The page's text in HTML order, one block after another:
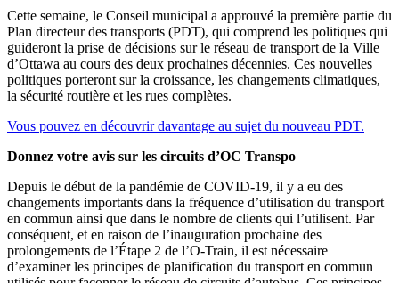
Cette semaine, le Conseil municipal a approuvé la première partie du
Plan directeur des transports (PDT), qui comprend les politiques qui
guideront la prise de décisions sur le réseau de transport de la Ville
d’Ottawa au cours des deux prochaines décennies. Ces nouvelles
politiques porteront sur la croissance, les changements climatiques,
la sécurité routière et les rues complètes.
Vous pouvez en découvrir davantage au sujet du nouveau PDT.
Donnez votre avis sur les circuits d’OC Transpo
Depuis le début de la pandémie de COVID-19, il y a eu des
changements importants dans la fréquence d’utilisation du transport
en commun ainsi que dans le nombre de clients qui l’utilisent. Par
conséquent, et en raison de l’inauguration prochaine des
prolongements de l’Étape 2 de l’O-Train, il est nécessaire
d’examiner les principes de planification du transport en commun